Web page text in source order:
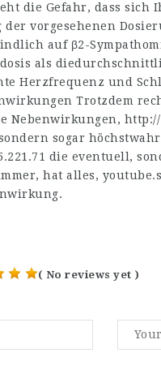
die Gefahr, dass sich
vorgesehenen
auf β2-
als
Herzfrequenz und
Trotzdem
Nebenwirkungen, http://
sogar
die eventuell,
hat alles,
( No reviews yet )